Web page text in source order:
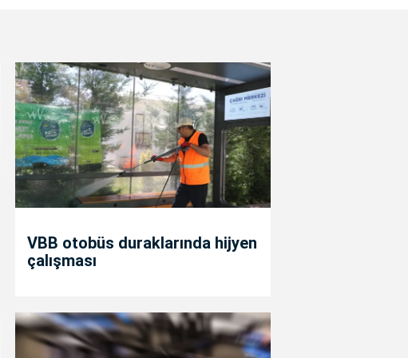
VBB otobüs duraklarında hijyen
çalışması